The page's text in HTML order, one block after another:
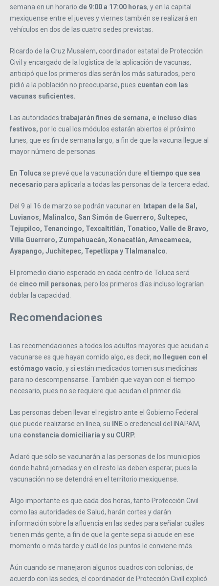
semana en un horario de 9:00 a 17:00 horas, y en la capital
mexiquense entre el jueves y viernes también se realizará en
vehículos en dos de las cuatro sedes previstas.
Ricardo de la Cruz Musalem, coordinador estatal de Protección
Civil y encargado de la logística de la aplicación de vacunas,
anticipó que los primeros días serán los más saturados, pero
pidió a la población no preocuparse, pues cuentan con las
vacunas suficientes.
Las autoridades trabajarán fines de semana, e incluso días
festivos, por lo cual los módulos estarán abiertos el próximo
lunes, que es fin de semana largo, a fin de que la vacuna llegue al
mayor número de personas.
En Toluca se prevé que la vacunación dure el tiempo que sea
necesario para aplicarla a todas las personas de la tercera edad.
Del 9 al 16 de marzo se podrán vacunar en: Ixtapan de la Sal,
Luvianos, Malinalco, San Simón de Guerrero, Sultepec,
Tejupilco, Tenancingo, Texcaltitlán, Tonatico, Valle de Bravo,
Villa Guerrero, Zumpahuacán, Xonacatlán, Amecameca,
Ayapango, Juchitepec, Tepetlixpa y Tlalmanalco.
El promedio diario esperado en cada centro de Toluca será
de cinco mil personas, pero los primeros días incluso lograrían
doblar la capacidad.
Recomendaciones
Las recomendaciones a todos los adultos mayores que acudan a
vacunarse es que hayan comido algo, es decir, no lleguen con el
estómago vacío, y si están medicados tomen sus medicinas
para no descompensarse. También que vayan con el tiempo
necesario, pues no se requiere que acudan el primer día.
Las personas deben llevar el registro ante el Gobierno Federal
que puede realizarse en línea, su
INE o credencial del INAPAM,
una constancia domiciliaria y su CURP.
Aclaró que sólo se vacunarán a las personas de los municipios
donde habrá jornadas y en el resto las deben esperar, pues la
vacunación no se detendrá en el territorio mexiquense.
Algo importante es que cada dos horas, tanto Protección Civil
como las autoridades de Salud, harán cortes y darán
información sobre la afluencia en las sedes para señalar cuáles
tienen más gente, a fin de que la gente sepa si acude en ese
momento o más tarde y cuál de los puntos le conviene más.
Aún cuando se manejaron algunos cuadros con colonias, de
acuerdo con las sedes, el coordinador de Protección Civill explicó